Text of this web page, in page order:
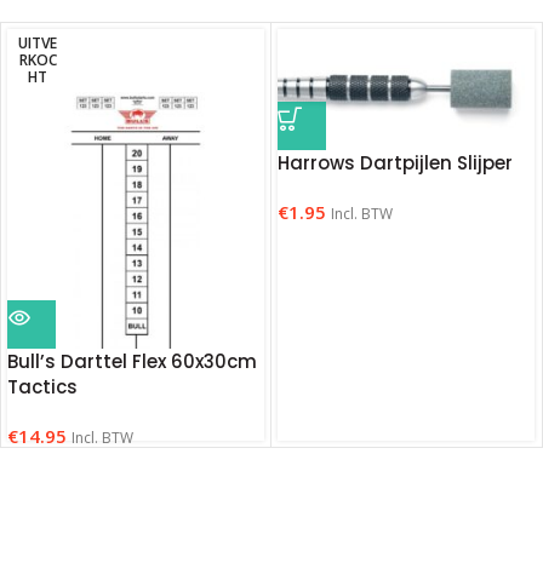
UITVE
RKOC
HT
Bull’s Darttel Flex 60x30cm
Tactics
€14.95 Incl. BTW
Harrows Dartpijlen Slijper
€1.95 Incl. BTW